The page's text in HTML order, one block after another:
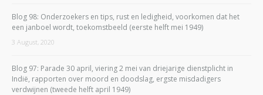
Blog 98: Onderzoekers en tips, rust en ledigheid, voorkomen dat het
een janboel wordt, toekomstbeeld (eerste helft mei 1949)
3 August, 2020
Blog 97: Parade 30 april, viering 2 mei van driejarige dienstplicht in
Indië, rapporten over moord en doodslag, ergste misdadigers
verdwijnen (tweede helft april 1949)